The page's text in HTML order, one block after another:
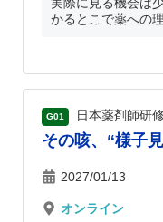
かるとこで薬への
G01 日本薬剤師研
その咳、“様子
2027/01/13
オンライン